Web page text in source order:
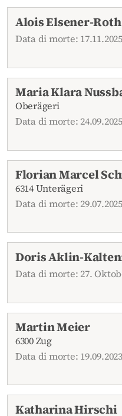
Alois Elsener-Roth
Data di morte: 17.11.2025
Maria Klara
Oberägeri
Data di morte: 24.09.2025
Florian Marcel
6314 Unterägeri
Data di morte: 29.07.2025
Doris Aklin-
Data di morte: 27.
Martin Meier
6300 Zug
Data di morte: 19.09.2023
Katharina Hirschi